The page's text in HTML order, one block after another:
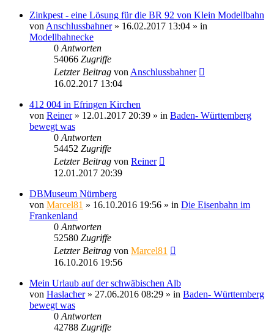
Zinkpest - eine Lösung für die BR 92 von Klein Modellbahn
von Anschlussbahner» 16.02.2017 13:04 » in
Modellbahnecke
0 Antworten
54066 Zugriffe
Letzter Beitrag von Anschlussbahner
16.02.2017 13:04
412 004 in Efringen Kirchen
von Reiner» 12.01.2017 20:39 » in Baden- Württemberg
bewegt was
0 Antworten
54452 Zugriffe
Letzter Beitrag von Reiner
12.01.2017 20:39
DBMuseum Nürnberg
von Marcel81 » 16.10.2016 19:56 » in Die Eisenbahn im
Frankenland
0 Antworten
52580 Zugriffe
Letzter Beitrag von Marcel81
16.10.2016 19:56
Mein Urlaub auf der schwäbischen Alb
von Haslacher» 27.06.2016 08:29 » in Baden- Württemberg
bewegt was
0 Antworten
42788 Zugriffe